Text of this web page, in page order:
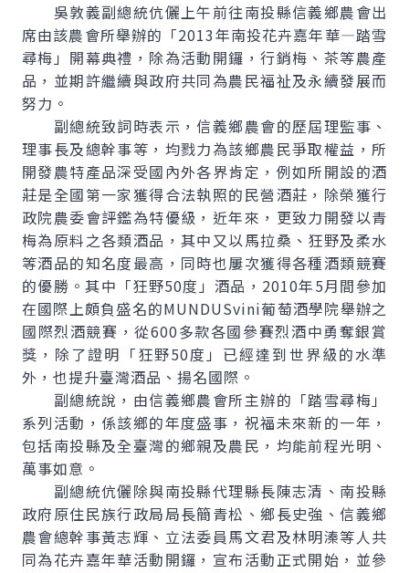
吳敦義副總統伉儷上午前往南投縣信義鄉農會出
席由該農會所舉辦的「2013年南投花卉嘉年華—踏雪
尋梅」開幕典禮，除為活動開鑼，行銷梅、茶等農產
品，並期許繼續與政府共同為農民福祉及永續發展而
努力。
副總統致詞時表示，信義鄉農會的歷屆理監事、
理事長及總幹事等，均戮力為該鄉農民爭取權益，所
開發農特產品深受國內外各界肯定，例如所開設的酒
莊是全國第一家獲得合法執照的民營酒莊，除榮獲行
政院農委會評鑑為特優級，近年來，更致力開發以青
梅為原料之各類酒品，其中又以馬拉桑、狂野及柔水
等酒品的知名度最高，同時也屢次獲得各種酒類競賽
的優勝。其中「狂野50度」酒品，2010年5月間參加
在國際上頗負盛名的MUNDUSvini葡萄酒學院舉辦之
國際烈酒競賽，從600多款各國參賽烈酒中勇奪銀賞
獎，除了證明「狂野50度」已經達到世界級的水準
外，也提升臺灣酒品、揚名國際。
副總統說，由信義鄉農會所主辦的「踏雪尋梅」
系列活動，係該鄉的年度盛事，祝福未來新的一年，
包括南投縣及全臺灣的鄉親及農民，均能前程光明、
萬事如意。
副總統伉儷除與南投縣代理縣長陳志清、南投縣
政府原住民族行政局局長簡青松、鄉長史強、信義鄉
農會總幹事黃志輝、立法委員馬文君及林明溱等人共
同為花卉嘉年華活動開鑼，宣布活動正式開始，並參